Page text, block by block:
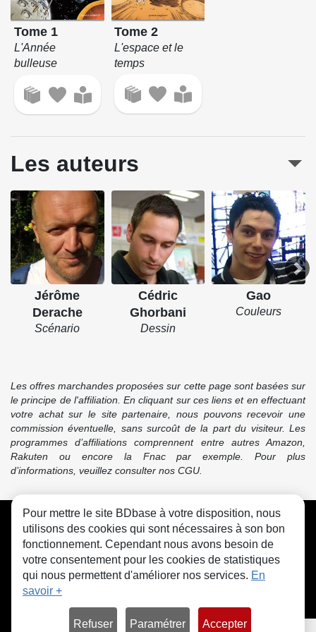
Europe 1.
Source : Vents d'Ouest
Tome 1
L'Année
bulleuse
Tome 2
L'espace et le
temps
Les auteurs
Jérôme
Derache
Scénario
Cédric
Ghorbani
Dessin
Gao
Couleurs
Les offres marchandes proposées sur cette page sont basées sur
le principe de l'affiliation. En cliquant sur ces liens et en effectuant
votre achat sur le site partenaire, nous pouvons recevoir une
commission éventuelle, sans surcoût de la part du visiteur. Les
programmes d’affiliations comprennent entre autres Amazon,
Rakuten ou encore la Fnac par exemple. Pour plus
d’informations, veuillez consulter nos CGU.
CGU FAQ Contact Cookies
Pour mettre le site BDbase à votre disposition, nous
utilisons des cookies qui sont nécessaires à son bon
fonctionnement. Cependant nous avons besoin de
votre consentement pour les cookies de statistiques
qui nous permettent d'améliorer nos services. En
savoir +
Refuser Paramétrer Accepter